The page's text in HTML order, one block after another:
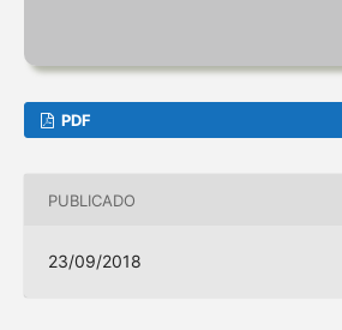
PDF
PUBLICADO
23/09/2018